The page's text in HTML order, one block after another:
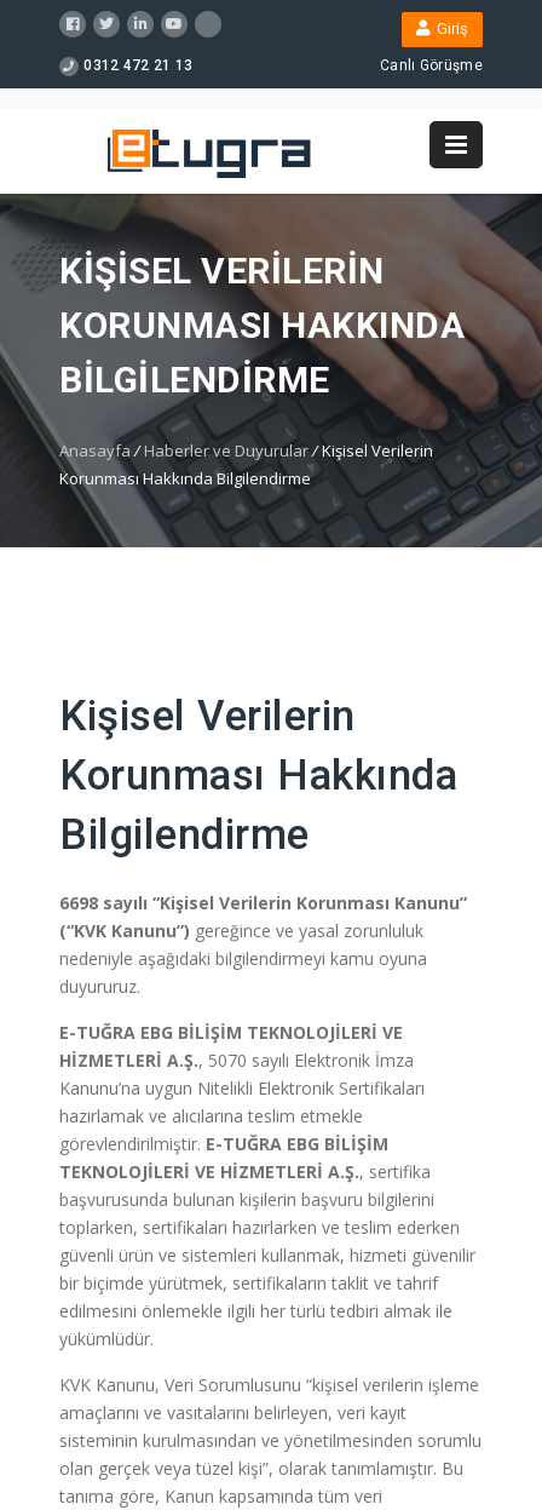
Giriş
0312 472 21 13 Canlı Görüşme
KIŞISEL VERILERIN
KORUNMASI HAKKINDA
BILGILENDIRME
Anasayfa / Haberler ve Duyurular/Kişisel Verilerin
Korunması Hakkında Bilgilendirme
Kişisel Verilerin
Korunması Hakkında
Bilgilendirme
6698 sayılı “Kişisel Verilerin Korunması Kanunu”
(“KVK Kanunu”) gereğince ve yasal zorunluluk
nedeniyle aşağıdaki bilgilendirmeyi kamu oyuna
duyururuz.
E-TUĞRA EBG BİLİŞİM TEKNOLOJİLERİ VE
HİZMETLERİ A.Ş., 5070 sayılı Elektronik İmza
Kanunu’na uygun Nitelikli Elektronik Sertifikaları
hazırlamak ve alıcılarına teslim etmekle
görevlendirilmiştir. E-TUĞRA EBG BİLİŞİM
TEKNOLOJİLERİ VE HİZMETLERİ A.Ş., sertifika
başvurusunda bulunan kişilerin başvuru bilgilerini
toplarken, sertifikaları hazırlarken ve teslim ederken
güvenli ürün ve sistemleri kullanmak, hizmeti güvenilir
bir biçimde yürütmek, sertifikaların taklit ve tahrif
edilmesini önlemekle ilgili her türlü tedbiri almak ile
yükümlüdür.
KVK Kanunu, Veri Sorumlusunu “kişisel verilerin işleme
amaçlarını ve vasıtalarını belirleyen, veri kayıt
sisteminin kurulmasından ve yönetilmesinden sorumlu
olan gerçek veya tüzel kişi”, olarak tanımlamıştır. Bu
tanıma göre, Kanun kapsamında tüm veri